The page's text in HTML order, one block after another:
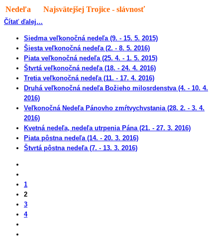
Nedeľa
Najsvätejšej Trojice - slávnosť
Čítať ďalej…
Siedma veľkonočná nedeľa (9. - 15. 5. 2015)
Šiesta veľkonočná nedeľa (2. - 8. 5. 2016)
Piata veľkonočná nedeľa (25. 4. - 1. 5. 2015)
Štvrtá veľkonočná nedeľa (18. - 24. 4. 2016)
Tretia veľkonočná nedeľa (11. - 17. 4. 2016)
Druhá veľkonočná nedeľa Božieho milosrdenstva (4. - 10. 4.
2016)
Veľkonočná Nedeľa Pánovho zmŕtvychvstania (28. 2. - 3. 4.
2016)
Kvetná nedeľa, nedeľa utrpenia Pána (21. - 27. 3. 2016)
Piata pôstna nedeľa (14. - 20. 3. 2016)
Štvrtá pôstna nedeľa (7. - 13. 3. 2016)
1
2
3
4